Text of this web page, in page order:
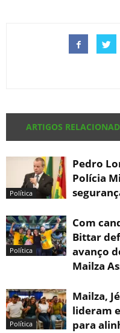
ARTIGOS
Política
Pedro
Polícia
Política
Com
Bittar
avanço
Mailza
Política
Mailza,
lideram
para